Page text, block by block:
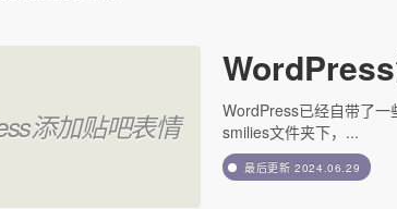
添加贴吧表情
WordPress已经自带了
smilies文件夹下，...
最后更新2024.06.29